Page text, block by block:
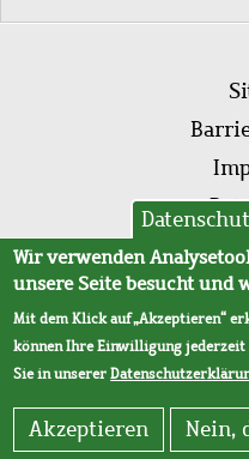
Wir verwenden
unsere Seite besucht und
Mit dem Klick auf „Akzeptieren“
können Ihre Einwilligung
Sie in unserer
Akzeptieren Nein,